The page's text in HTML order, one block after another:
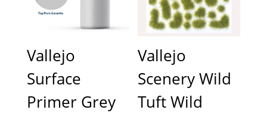
Vallejo
Surface
Primer Grey
Vallejo
Scenery Wild
Tuft Wild